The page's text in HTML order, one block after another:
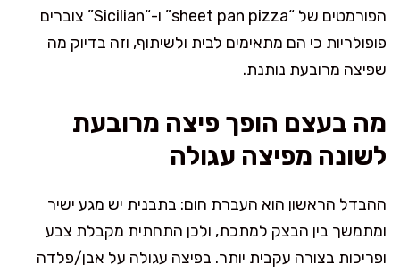
הפורמטים של “sheet pan pizza” ו-“Sicilian” צוברים
פופולריות כי הם מתאימים לבית ולשיתוף, וזה בדיוק מה
שפיצה מרובעת נותנת.
מה בעצם הופך פיצה מרובעת
לשונה מפיצה עגולה
ההבדל הראשון הוא העברת חום: בתבנית יש מגע ישיר
ומתמשך בין הבצק למתכת, ולכן התחתית מקבלת צבע
ופריכות בצורה עקבית יותר. בפיצה עגולה על אבן/פלדה